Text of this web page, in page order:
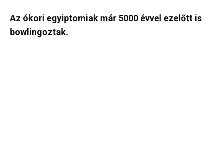
Az ókori egyiptomiak már 5000 évvel ezelőtt is
bowlingoztak.